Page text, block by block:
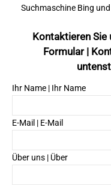
Suchmaschine Bing
Kontaktieren Sie
Formular |
Ihr Name | Ihr Name
E-Mail | E-Mail
Über uns | Über